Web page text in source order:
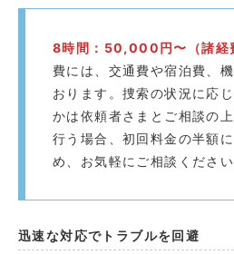
8時間：50,000円〜（諸経
費には、交通費や宿泊費、
おります。捜索の状況に応
かは依頼者さまとご相談の
行う場合、初回料金の半額
め、お気軽にご相談ください
迅速な対応でトラブルを回避️